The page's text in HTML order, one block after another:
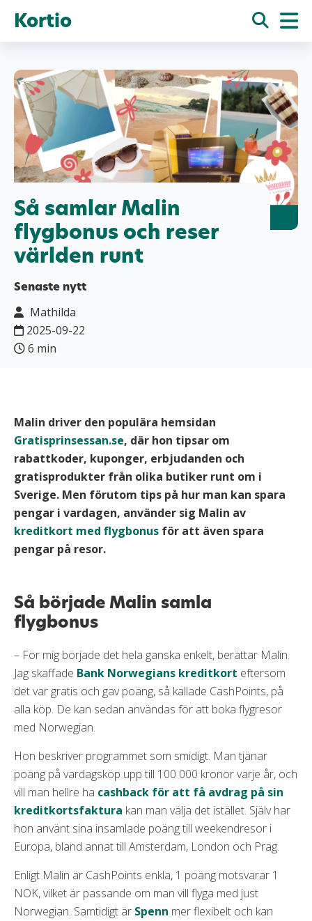
Kortio
Så samlar Malin
flygbonus och reser
världen runt
Senaste nytt
Mathilda
2025-09-22
6 min
Malin driver den populära hemsidan
Gratisprinsessan.se, där hon tipsar om
rabattkoder, kuponger, erbjudanden och
gratisprodukter från olika butiker runt om i
Sverige. Men förutom tips på hur man kan spara
pengar i vardagen, använder sig Malin av
kreditkort med flygbonus för att även spara
pengar på resor.
Så började Malin samla
flygbonus
– För mig började det hela ganska enkelt, berättar Malin.
Jag skaffade Bank Norwegians kreditkort eftersom
det var gratis och gav poäng, så kallade CashPoints, på
alla köp. De kan sedan användas för att boka flygresor
med Norwegian.
Hon beskriver programmet som smidigt. Man tjänar
poäng på vardagsköp upp till 100 000 kronor varje år, och
vill man hellre ha cashback för att få avdrag på sin
kreditkortsfaktura kan man välja det istället. Själv har
hon använt sina insamlade poäng till weekendresor i
Europa, bland annat till Amsterdam, London och Prag.
Enligt Malin är CashPoints enkla, 1 poäng motsvarar 1
NOK, vilket är passande om man vill flyga med just
Norwegian. Samtidigt är Spenn mer flexibelt och kan